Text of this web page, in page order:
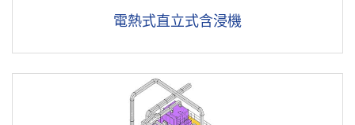
電熱式直立式含浸機